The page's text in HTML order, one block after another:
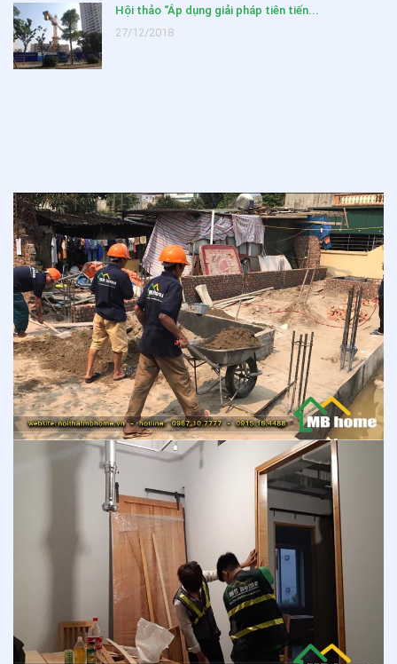
Hội thảo “Áp dụng giải pháp tiên tiến...
27/12/2018